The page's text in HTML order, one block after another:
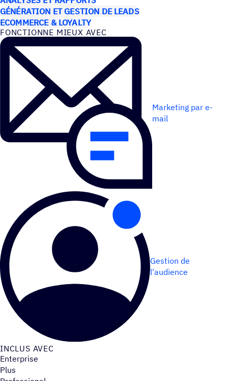
GÉNÉRATION ET GESTION DE LEADS
ECOMMERCE & LOYALTY
FONC­TIONNE MIEUX AVEC
Marketing par e-
mail
Gestion de
l'audience
INCLUS AVEC
Enterprise
Plus